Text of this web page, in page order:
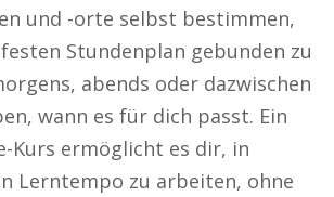
und -orte selbst bestimmen,
Stundenplan gebunden zu
abends oder dazwischen
wann es für dich passt. Ein
Kurs ermöglicht es dir, in
Lerntempo zu arbeiten, ohne